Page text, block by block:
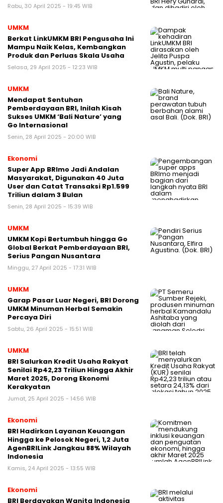
Rabu, 30 April 2025 - 19:45 WIB
UMKM
Berkat LinkUMKM BRI Pengusaha Ini
Mampu Naik Kelas, Kembangkan
Produk dan Perluas Skala Usaha
Selasa, 29 April 2025 - 12:23 WIB
UMKM
Mendapat Sentuhan
Pemberdayaan BRI, Inilah Kisah
Sukses UMKM ‘Bali Nature’ yang
Go Internasional
Senin, 28 April 2025 - 20:00 WIB
Ekonomi
Super App BRImo Jadi Andalan
Masyarakat, Digunakan 40 Juta
User dan Catat Transaksi Rp1.599
Triliun dalam 3 Bulan
Senin, 28 April 2025 - 15:39 WIB
UMKM
UMKM Kopi Bertumbuh hingga Go
Global Berkat Pemberdayaan BRI,
Serius Pangan Nusantara
Minggu, 27 April 2025 - 17:31 WIB
UMKM
Garap Pasar Luar Negeri, BRI Dorong
UMKM Minuman Herbal Semakin
Percaya Diri
Sabtu, 26 April 2025 - 15:51 WIB
UMKM
BRI Salurkan Kredit Usaha Rakyat
Senilai Rp42,23 Triliun Hingga Akhir
Maret 2025, Dorong Ekonomi
Kerakyatan
Jumat, 25 April 2025 - 14:56 WIB
Ekonomi
BRI Hadirkan Layanan Keuangan
Hingga ke Pelosok Negeri, 1,2 Juta
AgenBRILink Jangkau 88% Wilayah
Indonesia
Kamis, 24 April 2025 - 13:55 WIB
Ekonomi
BRI Berdayakan Wanita Indonesia